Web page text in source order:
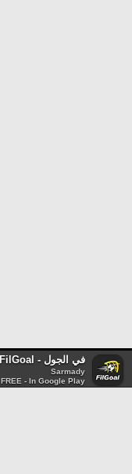
في الجول - FilGoal
Sarmady
FREE - In Google Play